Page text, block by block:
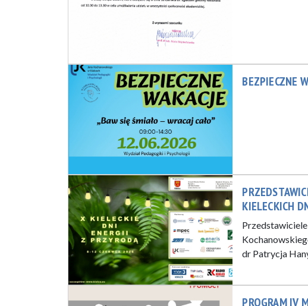
BEZPIECZNE
KIELECKICH
dr Patrycja
PROGRAM IV